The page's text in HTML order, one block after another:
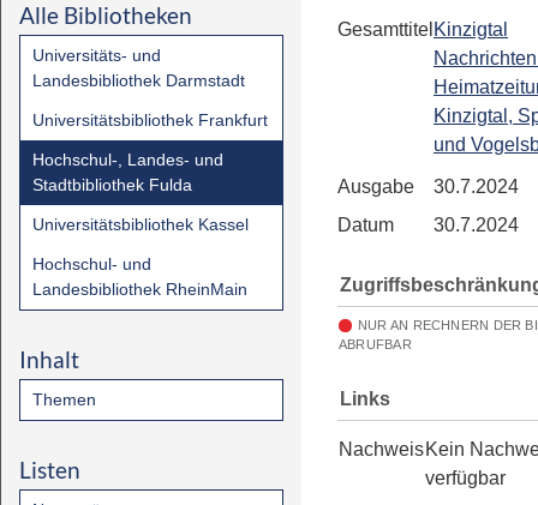
Alle Bibliotheken
Universitäts- und
Landesbibliothek Darmstadt
Universitätsbibliothek Frankfurt
Hochschul-, Landes- und
Stadtbibliothek Fulda
Universitätsbibliothek Kassel
Hochschul- und
Landesbibliothek RheinMain
Inhalt
Themen
Listen
Gesamttitel Kinzigtal
Kinzigtal,
und
Ausgabe
30.7.2024
Datum
30.7.2024
NUR AN RECHNERN DER
ABRUFBAR
Links
NachweisKein
verfügbar